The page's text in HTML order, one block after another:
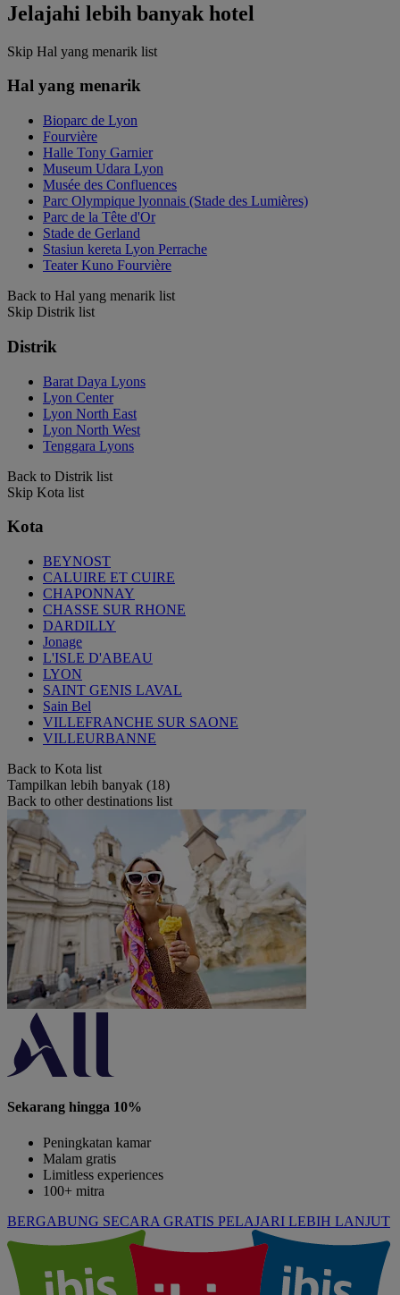
Jelajahi lebih banyak hotel
Skip Hal yang menarik list
Hal yang menarik
Bioparc de Lyon
Fourvière
Halle Tony Garnier
Museum Udara Lyon
Musée des Confluences
Parc Olympique lyonnais (Stade des Lumières)
Parc de la Tête d'Or
Stade de Gerland
Stasiun kereta Lyon Perrache
Teater Kuno Fourvière
Back to Hal yang menarik list
Skip Distrik list
Distrik
Barat Daya Lyons
Lyon Center
Lyon North East
Lyon North West
Tenggara Lyons
Back to Distrik list
Skip Kota list
Kota
BEYNOST
CALUIRE ET CUIRE
CHAPONNAY
CHASSE SUR RHONE
DARDILLY
Jonage
L'ISLE D'ABEAU
LYON
SAINT GENIS LAVAL
Sain Bel
VILLEFRANCHE SUR SAONE
VILLEURBANNE
Back to Kota list
Tampilkan lebih banyak (18)
Back to other destinations list
Sekarang hingga 10%
Peningkatan kamar
Malam gratis
Limitless experiences
100+ mitra
BERGABUNG SECARA GRATIS PELAJARI LEBIH LANJUT